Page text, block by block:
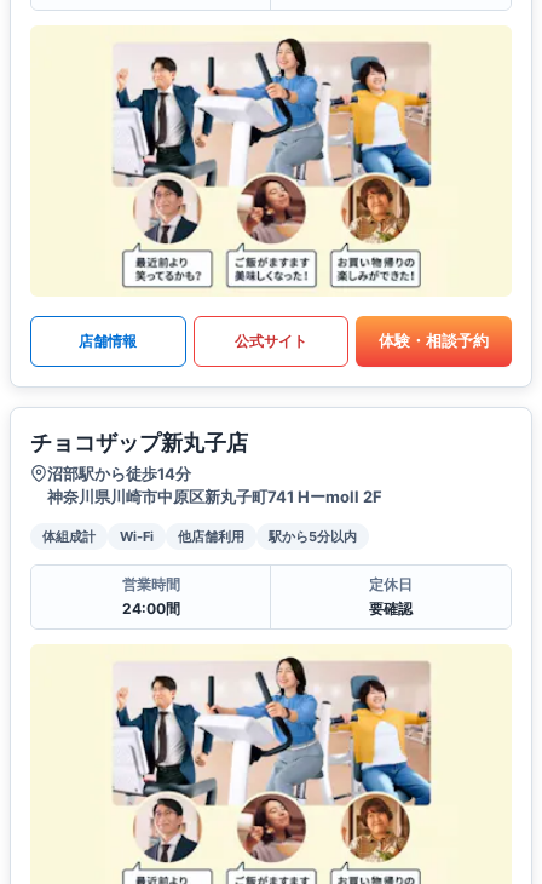
店舗情報 公式サイト 体験・相談予約
チョコザップ新丸子店
沼部駅から徒歩14分
神奈川県川崎市中原区新丸子町741 Hーmoll 2F
体組成計 Wi-Fi 他店舗利用 駅から5分以内
営業時間
24:00間
定休日
要確認